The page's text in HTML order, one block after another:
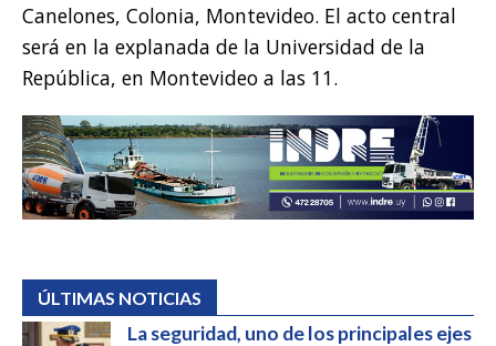
Canelones, Colonia, Montevideo. El acto central
será en la explanada de la Universidad de la
República, en Montevideo a las 11.
ÚLTIMAS NOTICIAS
La seguridad, uno de los principales ejes